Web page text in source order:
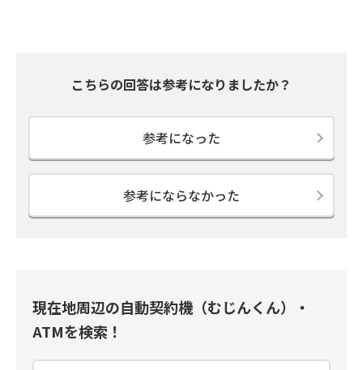
こちらの回答は参考になりましたか？
参考になった
参考にならなかった
現在地周辺の自動契約機（むじんくん）・
ATMを検索！